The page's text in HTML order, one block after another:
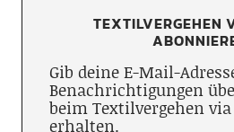
TEXTILVERGEHEN
Gib deine E-Mail-
Benachrichtigungen
beim Textilvergehen
erhalten.